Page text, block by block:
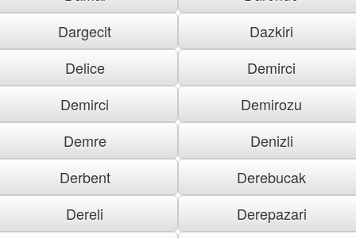
Dargecit
Dazkiri
Delice
Demirci
Demirci
Demirozu
Demre
Denizli
Derbent
Derebucak
Dereli
Derepazari